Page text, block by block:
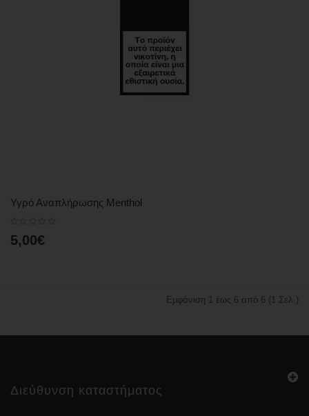
Υγρό Αναπλήρωσης Menthol
5,00€
Εμφάνιση 1 έως 6 από 6 (1 Σελ.)
Διεύθυνση καταστήματος